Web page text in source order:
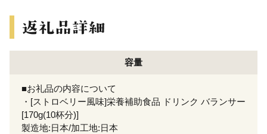
容量
■お礼品の内容について
・[ストロベリー風味]栄養補助食品 ドリンク バランサー
[170g(10杯分)]
製造地:日本/加工地:日本